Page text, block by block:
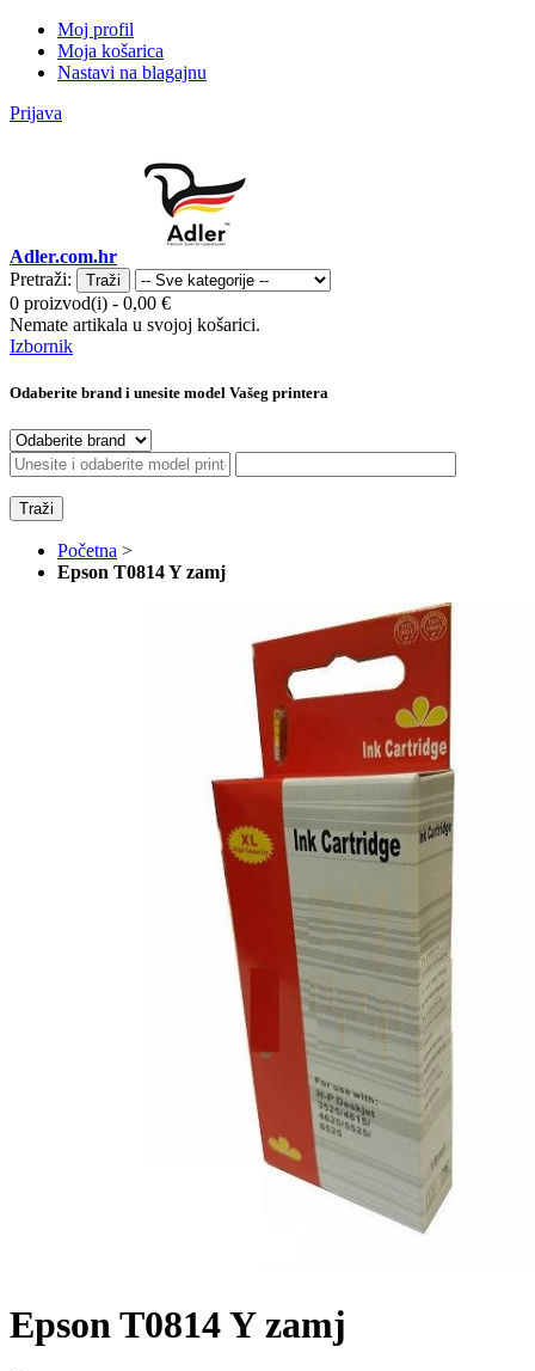
Moj profil
Moja košarica
Nastavi na blagajnu
Prijava
Adler.com.hr
Pretraži:
Traži
0 proizvod(i) - 0,00 €
Nemate artikala u svojoj košarici.
Izbornik
Odaberite brand i unesite model Vašeg printera
Traži
Početna >
Epson T0814 Y zamj
Epson T0814 Y zamj